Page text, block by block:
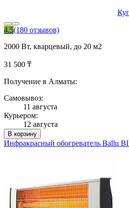
4.5(180 отзывов)
2000 Вт, кварцевый, до 20 м2
31 500 ₸
Получение в Алматы:
Самовывоз:
11 августа
Курьером:
12 августа
В корзину
Инфракрасный обогреватель Ballu